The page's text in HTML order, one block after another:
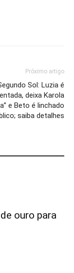
Próximo artigo
Sol: Luzia é
deixa Karola
e Beto é linchado
saiba detalhes
ouro para